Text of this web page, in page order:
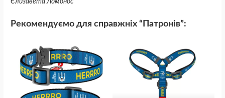
Рекомендуємо для справжніх “Патронів”: